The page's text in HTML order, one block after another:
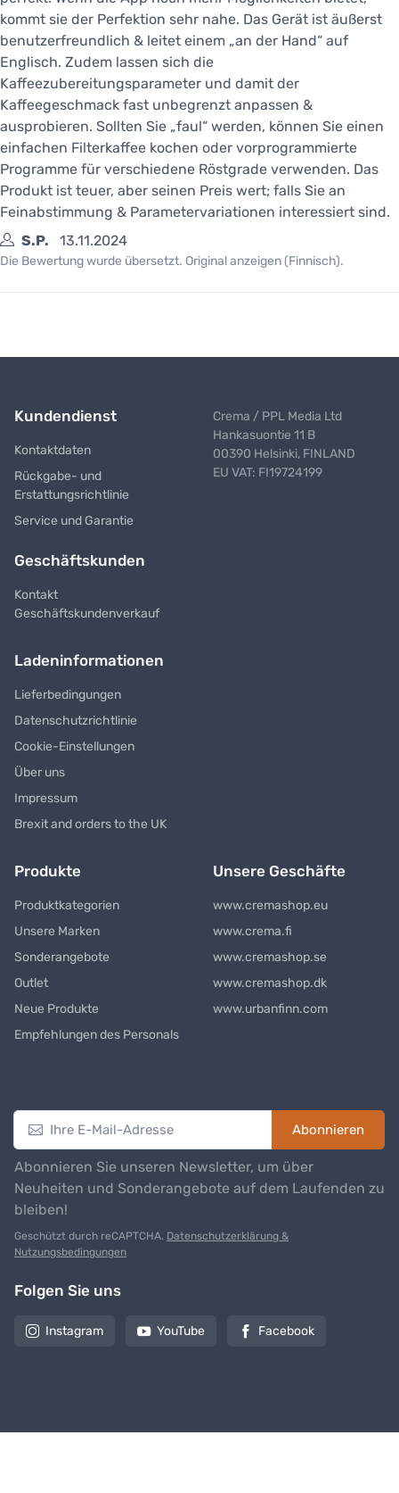
kommt sie der Perfektion sehr nahe. Das Gerät ist äußerst
benutzerfreundlich & leitet einem „an der Hand“ auf
Englisch. Zudem lassen sich die
Kaffeezubereitungsparameter und damit der
Kaffeegeschmack fast unbegrenzt anpassen &
ausprobieren. Sollten Sie „faul“ werden, können Sie einen
einfachen Filterkaffee kochen oder vorprogrammierte
Programme für verschiedene Röstgrade verwenden. Das
Produkt ist teuer, aber seinen Preis wert; falls Sie an
Feinabstimmung & Parametervariationen interessiert sind.
S.P.
13.11.2024
Die Bewertung wurde übersetzt. Original anzeigen (Finnisch).
Kundendienst
Kontaktdaten
Rückgabe- und
Erstattungsrichtlinie
Service und Garantie
Geschäftskunden
Kontakt
Geschäftskundenverkauf
Crema / PPL Media Ltd
Hankasuontie 11 B
00390 Helsinki, FINLAND
EU VAT: FI19724199
Ladeninformationen
Lieferbedingungen
Datenschutzrichtlinie
Cookie-Einstellungen
Über uns
Impressum
Brexit and orders to the UK
Produkte
Produktkategorien
Unsere Marken
Sonderangebote
Outlet
Neue Produkte
Empfehlungen des Personals
Unsere Geschäfte
www.cremashop.eu
www.crema.fi
www.cremashop.se
www.cremashop.dk
www.urbanfinn.com
Abonnieren
Abonnieren Sie unseren Newsletter, um über
Neuheiten und Sonderangebote auf dem Laufenden zu
bleiben!
Geschützt durch reCAPTCHA. Datenschutzerklärung &
Nutzungsbedingungen
Folgen Sie uns
Instagram YouTube Facebook